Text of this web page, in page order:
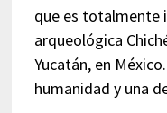
que es totalmente
arqueológica
Yucatán, en
humanidad y una